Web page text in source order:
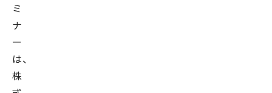
ミ
ナ
ー
は、
株